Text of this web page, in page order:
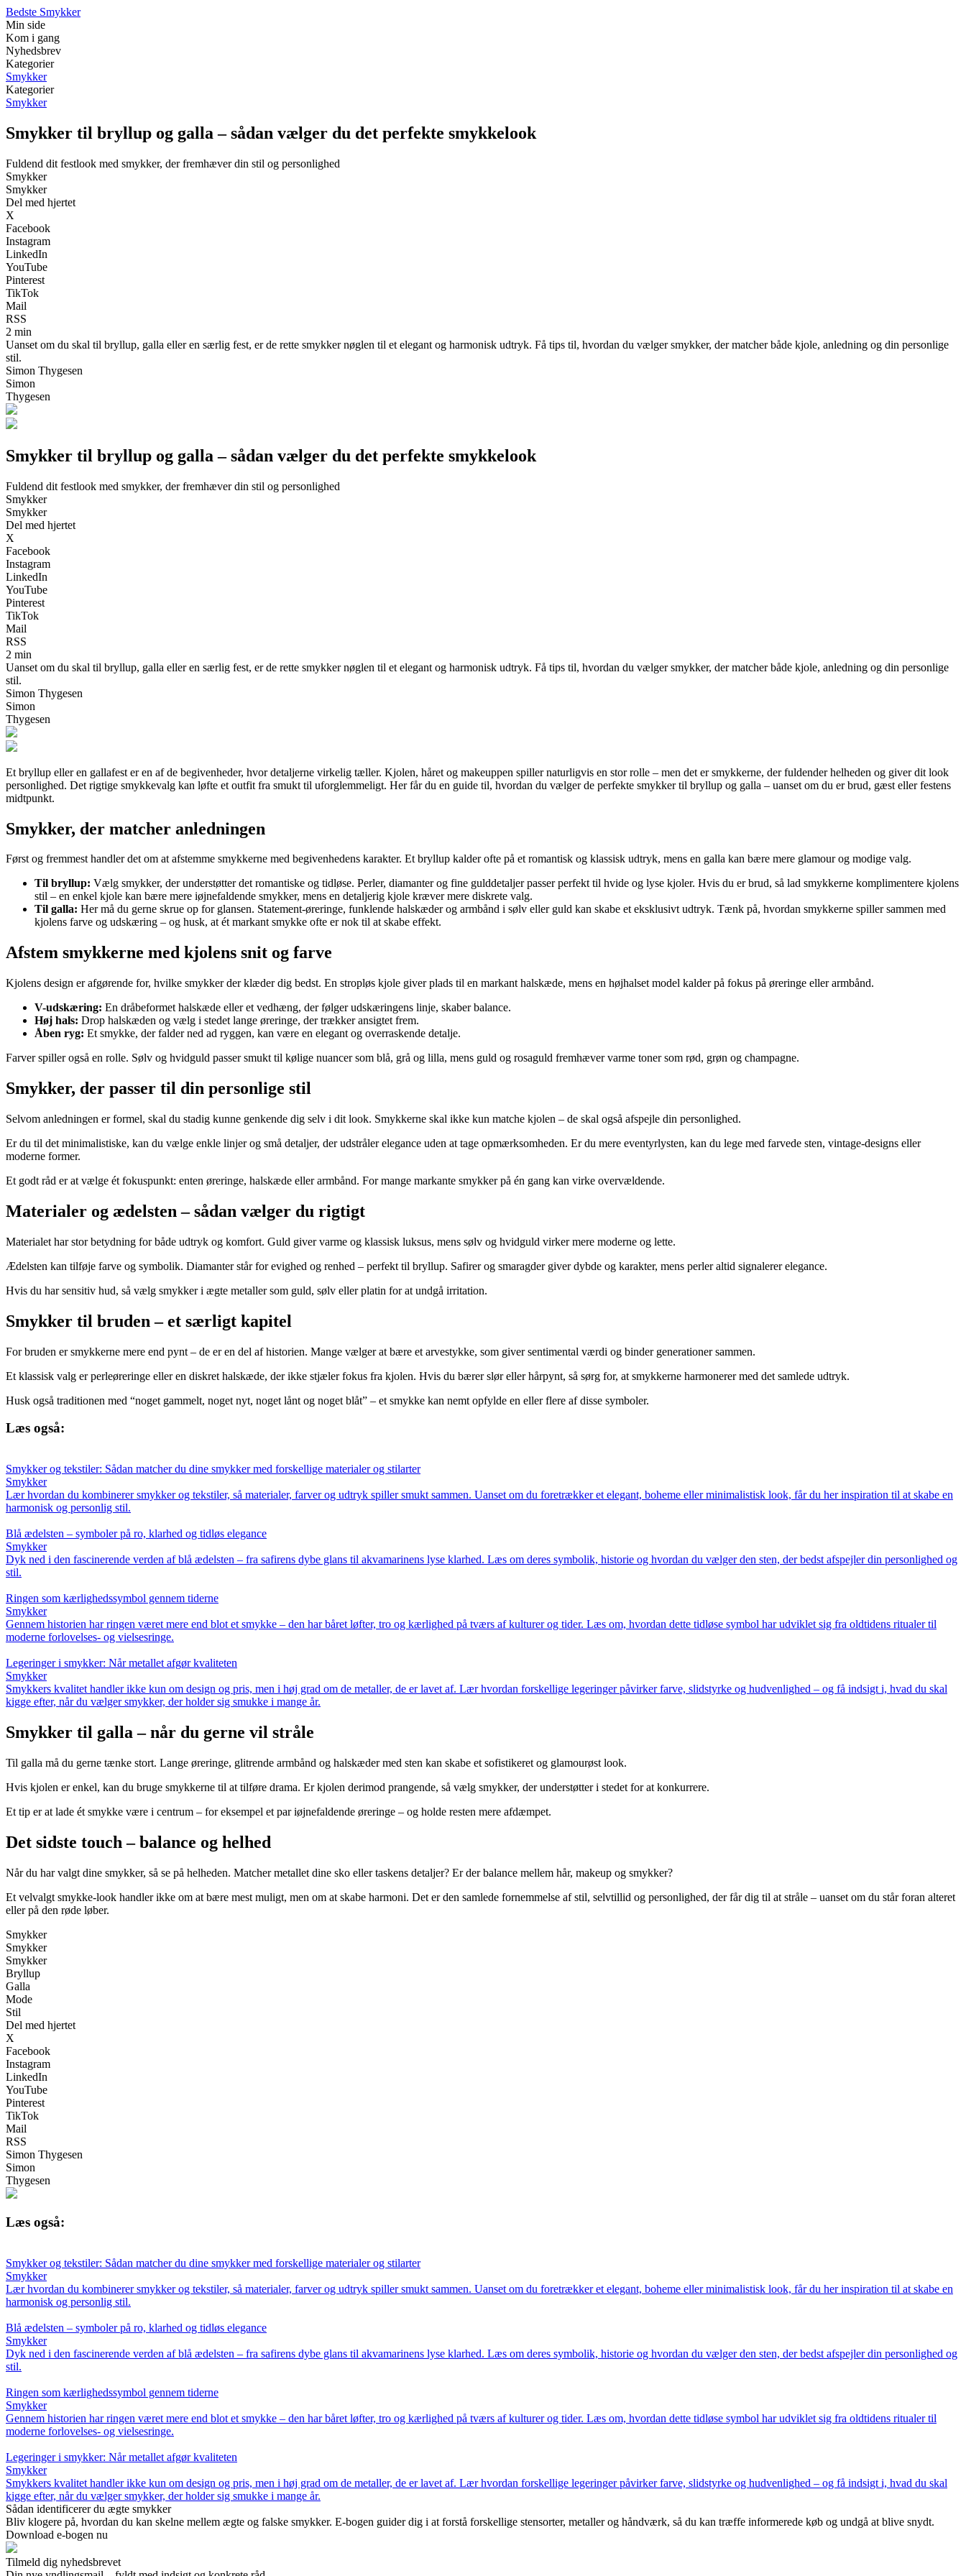
Bedste Smykker
Min side
Kom i gang
Nyhedsbrev
Kategorier
Smykker
Kategorier
Smykker
Smykker til bryllup og galla – sådan vælger du det perfekte smykke­look
Fuldend dit festlook med smykker, der fremhæver din stil og personlighed
Smykker
Smykker
Del med hjertet
X
Facebook
Instagram
LinkedIn
YouTube
Pinterest
TikTok
Mail
RSS
2 min
Uanset om du skal til bryllup, galla eller en særlig fest, er de rette smykker nøglen til et elegant og harmonisk udtryk. Få tips til, hvordan du vælger smykker, der matcher både kjole, anledning og din personlige
stil.
Simon Thygesen
Simon
Thygesen
Smykker til bryllup og galla – sådan vælger du det perfekte smykke­look
Fuldend dit festlook med smykker, der fremhæver din stil og personlighed
Smykker
Smykker
Del med hjertet
X
Facebook
Instagram
LinkedIn
YouTube
Pinterest
TikTok
Mail
RSS
2 min
Uanset om du skal til bryllup, galla eller en særlig fest, er de rette smykker nøglen til et elegant og harmonisk udtryk. Få tips til, hvordan du vælger smykker, der matcher både kjole, anledning og din personlige
stil.
Simon Thygesen
Simon
Thygesen
Et bryllup eller en gallafest er en af de begivenheder, hvor detaljerne virkelig tæller. Kjolen, håret og makeuppen spiller naturligvis en stor rolle – men det er smykkerne, der fuldender helheden og giver dit look
personlighed. Det rigtige smykkevalg kan løfte et outfit fra smukt til uforglemmeligt. Her får du en guide til, hvordan du vælger de perfekte smykker til bryllup og galla – uanset om du er brud, gæst eller festens
midtpunkt.
Smykker, der matcher anledningen
Først og fremmest handler det om at afstemme smykkerne med begivenhedens karakter. Et bryllup kalder ofte på et romantisk og klassisk udtryk, mens en galla kan bære mere glamour og modige valg.
Til bryllup: Vælg smykker, der understøtter det romantiske og tidløse. Perler, diamanter og fine gulddetaljer passer perfekt til hvide og lyse kjoler. Hvis du er brud, så lad smykkerne komplimentere kjolens
stil – en enkel kjole kan bære mere iøjnefaldende smykker, mens en detaljerig kjole kræver mere diskrete valg.
Til galla: Her må du gerne skrue op for glansen. Statement-øreringe, funklende halskæder og armbånd i sølv eller guld kan skabe et eksklusivt udtryk. Tænk på, hvordan smykkerne spiller sammen med
kjolens farve og udskæring – og husk, at ét markant smykke ofte er nok til at skabe effekt.
Afstem smykkerne med kjolens snit og farve
Kjolens design er afgørende for, hvilke smykker der klæder dig bedst. En stropløs kjole giver plads til en markant halskæde, mens en højhalset model kalder på fokus på øreringe eller armbånd.
V-udskæring: En dråbeformet halskæde eller et vedhæng, der følger udskæringens linje, skaber balance.
Høj hals: Drop halskæden og vælg i stedet lange øreringe, der trækker ansigtet frem.
Åben ryg: Et smykke, der falder ned ad ryggen, kan være en elegant og overraskende detalje.
Farver spiller også en rolle. Sølv og hvidguld passer smukt til kølige nuancer som blå, grå og lilla, mens guld og rosaguld fremhæver varme toner som rød, grøn og champagne.
Smykker, der passer til din personlige stil
Selvom anledningen er formel, skal du stadig kunne genkende dig selv i dit look. Smykkerne skal ikke kun matche kjolen – de skal også afspejle din personlighed.
Er du til det minimalistiske, kan du vælge enkle linjer og små detaljer, der udstråler elegance uden at tage opmærksomheden. Er du mere eventyrlysten, kan du lege med farvede sten, vintage-designs eller
moderne former.
Et godt råd er at vælge ét fokuspunkt: enten øreringe, halskæde eller armbånd. For mange markante smykker på én gang kan virke overvældende.
Materialer og ædelsten – sådan vælger du rigtigt
Materialet har stor betydning for både udtryk og komfort. Guld giver varme og klassisk luksus, mens sølv og hvidguld virker mere moderne og lette.
Ædelsten kan tilføje farve og symbolik. Diamanter står for evighed og renhed – perfekt til bryllup. Safirer og smaragder giver dybde og karakter, mens perler altid signalerer elegance.
Hvis du har sensitiv hud, så vælg smykker i ægte metaller som guld, sølv eller platin for at undgå irritation.
Smykker til bruden – et særligt kapitel
For bruden er smykkerne mere end pynt – de er en del af historien. Mange vælger at bære et arvestykke, som giver sentimental værdi og binder generationer sammen.
Et klassisk valg er perleøreringe eller en diskret halskæde, der ikke stjæler fokus fra kjolen. Hvis du bærer slør eller hårpynt, så sørg for, at smykkerne harmonerer med det samlede udtryk.
Husk også traditionen med “noget gammelt, noget nyt, noget lånt og noget blåt” – et smykke kan nemt opfylde en eller flere af disse symboler.
Læs også:
Smykker og tekstiler: Sådan matcher du dine smykker med forskellige materialer og stilarter
Smykker
Lær hvordan du kombinerer smykker og tekstiler, så materialer, farver og udtryk spiller smukt sammen. Uanset om du foretrækker et elegant, boheme eller minimalistisk look, får du her inspiration til at skabe en
harmonisk og personlig stil.
Blå ædelsten – symboler på ro, klarhed og tidløs elegance
Smykker
Dyk ned i den fascinerende verden af blå ædelsten – fra safirens dybe glans til akvamarinens lyse klarhed. Læs om deres symbolik, historie og hvordan du vælger den sten, der bedst afspejler din personlighed og
stil.
Ringen som kærlighedssymbol gennem tiderne
Smykker
Gennem historien har ringen været mere end blot et smykke – den har båret løfter, tro og kærlighed på tværs af kulturer og tider. Læs om, hvordan dette tidløse symbol har udviklet sig fra oldtidens ritualer til
moderne forlovelses- og vielsesringe.
Legeringer i smykker: Når metallet afgør kvaliteten
Smykker
Smykkers kvalitet handler ikke kun om design og pris, men i høj grad om de metaller, de er lavet af. Lær hvordan forskellige legeringer påvirker farve, slidstyrke og hudvenlighed – og få indsigt i, hvad du skal
kigge efter, når du vælger smykker, der holder sig smukke i mange år.
Smykker til galla – når du gerne vil stråle
Til galla må du gerne tænke stort. Lange øreringe, glitrende armbånd og halskæder med sten kan skabe et sofistikeret og glamourøst look.
Hvis kjolen er enkel, kan du bruge smykkerne til at tilføre drama. Er kjolen derimod prangende, så vælg smykker, der understøtter i stedet for at konkurrere.
Et tip er at lade ét smykke være i centrum – for eksempel et par iøjnefaldende øreringe – og holde resten mere afdæmpet.
Det sidste touch – balance og helhed
Når du har valgt dine smykker, så se på helheden. Matcher metallet dine sko eller taskens detaljer? Er der balance mellem hår, makeup og smykker?
Et velvalgt smykke-look handler ikke om at bære mest muligt, men om at skabe harmoni. Det er den samlede fornemmelse af stil, selvtillid og personlighed, der får dig til at stråle – uanset om du står foran alteret
eller på den røde løber.
Smykker
Smykker
Smykker
Bryllup
Galla
Mode
Stil
Del med hjertet
X
Facebook
Instagram
LinkedIn
YouTube
Pinterest
TikTok
Mail
RSS
Simon Thygesen
Simon
Thygesen
Læs også:
Smykker og tekstiler: Sådan matcher du dine smykker med forskellige materialer og stilarter
Smykker
Lær hvordan du kombinerer smykker og tekstiler, så materialer, farver og udtryk spiller smukt sammen. Uanset om du foretrækker et elegant, boheme eller minimalistisk look, får du her inspiration til at skabe en
harmonisk og personlig stil.
Blå ædelsten – symboler på ro, klarhed og tidløs elegance
Smykker
Dyk ned i den fascinerende verden af blå ædelsten – fra safirens dybe glans til akvamarinens lyse klarhed. Læs om deres symbolik, historie og hvordan du vælger den sten, der bedst afspejler din personlighed og
stil.
Ringen som kærlighedssymbol gennem tiderne
Smykker
Gennem historien har ringen været mere end blot et smykke – den har båret løfter, tro og kærlighed på tværs af kulturer og tider. Læs om, hvordan dette tidløse symbol har udviklet sig fra oldtidens ritualer til
moderne forlovelses- og vielsesringe.
Legeringer i smykker: Når metallet afgør kvaliteten
Smykker
Smykkers kvalitet handler ikke kun om design og pris, men i høj grad om de metaller, de er lavet af. Lær hvordan forskellige legeringer påvirker farve, slidstyrke og hudvenlighed – og få indsigt i, hvad du skal
kigge efter, når du vælger smykker, der holder sig smukke i mange år.
Sådan identificerer du ægte smykker
Bliv klogere på, hvordan du kan skelne mellem ægte og falske smykker. E-bogen guider dig i at forstå forskellige stensorter, metaller og håndværk, så du kan træffe informerede køb og undgå at blive snydt.
Download e-bogen nu
Tilmeld dig nyhedsbrevet